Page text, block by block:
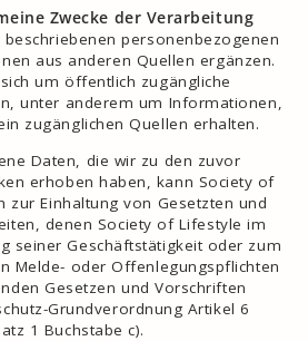
Zwecke der Verarbeitung
personenbezogenen
aus anderen Quellen ergänzen.
um öffentlich zugängliche
unter anderem um Informationen,
zugänglichen Quellen erhalten.
Daten, die wir zu den zuvor
erhoben haben, kann Society of
zur Einhaltung von Gesetzten und
denen Society of Lifestyle im
seiner Geschäftstätigkeit oder zum
Melde- oder Offenlegungspflichten
Gesetzen und Vorschriften
Grundverordnung Artikel 6
1 Buchstabe c).